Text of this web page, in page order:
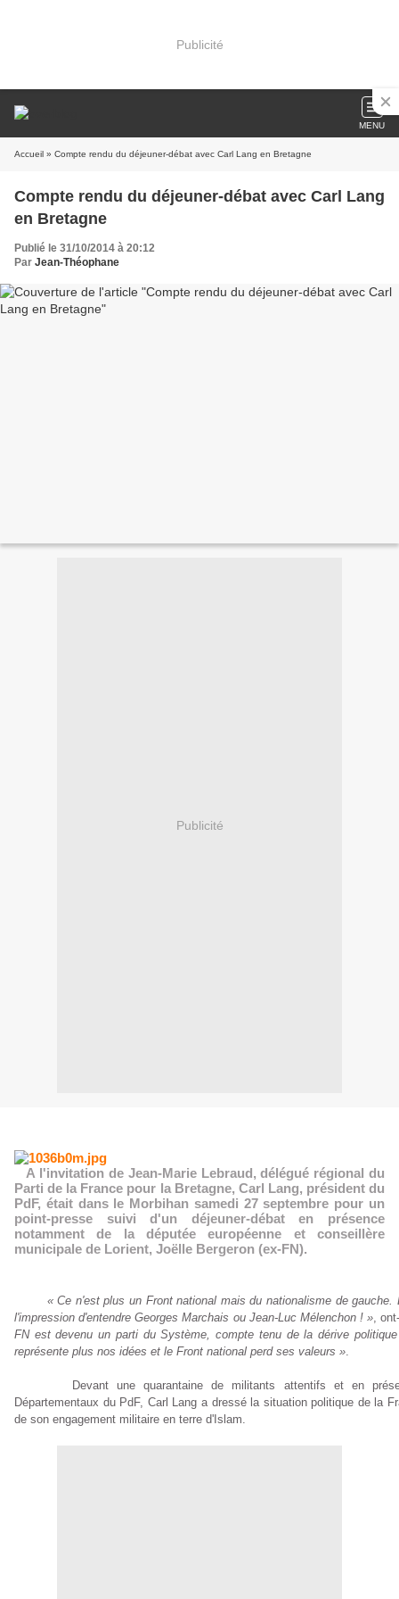
Publicité
MENU
Accueil » Compte rendu du déjeuner-débat avec Carl Lang en Bretagne
Compte rendu du déjeuner-débat avec Carl Lang
en Bretagne
Publié le 31/10/2014 à 20:12
Par Jean-Théophane
Publicité
A l'invitation de Jean-Marie Lebraud, délégué régional du
Parti de la France pour la Bretagne, Carl Lang, président du
PdF, était dans le Morbihan samedi 27 septembre pour un
point-presse suivi d'un déjeuner-débat en présence
notamment de la députée européenne et conseillère
municipale de Lorient, Joëlle Bergeron (ex-FN).
« Ce n'est plus un Front national mais du nationalisme de gauche.
l'impression d'entendre Georges Marchais ou Jean-Luc Mélenchon ! » ,
FN est devenu un parti du Système, compte tenu de la dérive
représente plus nos idées et le Front national perd ses valeurs »
Devant une quarantaine de militants attentifs et en
Départementaux du PdF, Carl Lang a dressé la situation politique de la
de son engagement militaire en terre d'Islam.